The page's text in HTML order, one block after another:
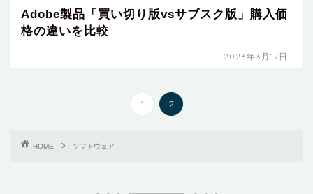
Adobe製品「買い切り版vsサブスク版」購入価
格の違いを比較
2023年3月17日
1 2
HOME ソフトウェア